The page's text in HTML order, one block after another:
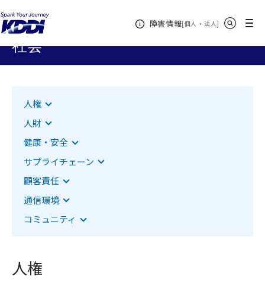
障害情報[個人 ・ 法人新規ウィンドウ
]
メニュー
トップページ
社会
人権
該当項目へジャンプします
人財
該当項目へジャンプします
健康・安全
該当項目へジャンプします
サプライチェーン
該当項目へジャンプします
顧客責任
該当項目へジャンプします
通信環境
該当項目へジャンプします
コミュニティ
該当項目へジャンプします
人権